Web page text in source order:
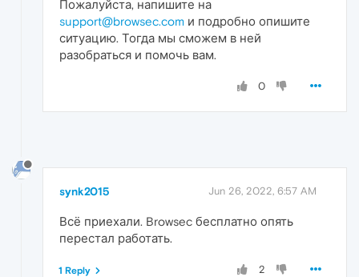
Пожалуйста, напишите на
support@browsec.com и подробно опишите
ситуацию. Тогда мы сможем в ней
разобраться и помочь вам.
0
synk2015 Jun 26, 2022, 6:57 AM
Всё приехали. Browsec бесплатно опять
перестал работать.
2
1 Reply